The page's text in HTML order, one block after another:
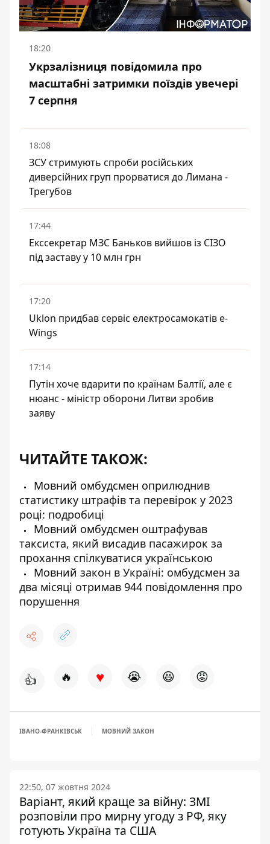
18:20
Укрзалізниця повідомила про
масштабні затримки поїздів увечері
7 серпня
18:08
ЗСУ стримують спроби російських
диверсійних груп прорватися до Лимана -
Трегубов
17:44
Екссекретар МЗС Баньков вийшов із СІЗО
під заставу у 10 млн грн
17:20
Uklon придбав сервіс електросамокатів e-
Wings
17:14
Путін хоче вдарити по країнам Балтії, але є
нюанс - міністр оборони Литви зробив
заяву
ЧИТАЙТЕ ТАКОЖ:
Мовний омбудсмен оприлюднив
статистику штрафів та перевірок у 2023
році: подробиці
Мовний омбудсмен оштрафував
таксиста, який висадив пасажирок за
прохання спілкуватися українською
Мовний закон в Україні: омбудсмен за
два місяці отримав 944 повідомлення про
порушення
👍 🔥 ♥ 😭 😆 😡
ІВАНО-ФРАНКІВСЬК МОВНИЙ ЗАКОН
22:50, 07 жовтня 2024
Варіант, який краще за війну: ЗМІ
розповіли про мирну угоду з РФ, яку
готують Україна та США